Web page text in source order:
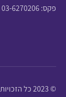
פקס: 03-6270206
© 2023 כל הזכויות שמורות לקנט - קרן לביטוח נזקי טבע בחקלאות